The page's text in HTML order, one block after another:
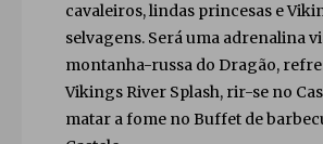
cavaleiros, lindas princesas e
selvagens. Será uma adrenalina
montanha-russa do Dragão,
Vikings River Splash, rir-se no
matar a fome no Buffet de